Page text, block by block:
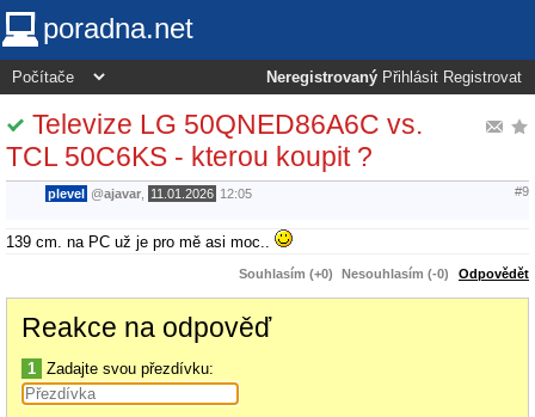
poradna.net
Neregistrovaný Přihlásit Registrovat
Televize LG 50QNED86A6C vs.
TCL 50C6KS - kterou koupit ?
plevel @ajavar 11.01.2026 12:05 #9
139 cm. na PC už je pro mě asi moc..
Souhlasím (+0) Nesouhlasím (-0) Odpovědět
Reakce na odpověď
1 Zadajte svou přezdívku: